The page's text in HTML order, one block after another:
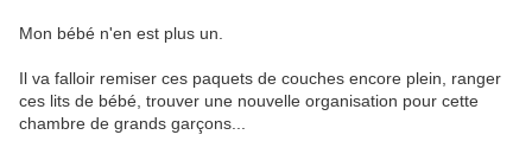
Mon bébé n'en est plus un.
Il va falloir remiser ces paquets de couches encore plein, ranger
ces lits de bébé, trouver une nouvelle organisation pour cette
chambre de grands garçons...